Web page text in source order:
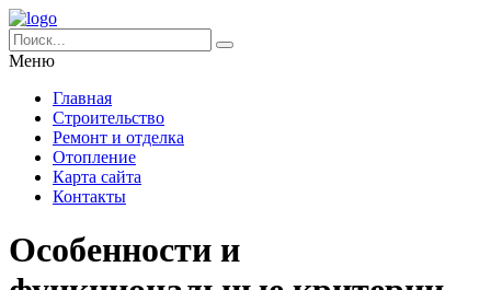
Меню
Главная
Строительство
Ремонт и отделка
Отопление
Карта сайта
Контакты
Особенности и